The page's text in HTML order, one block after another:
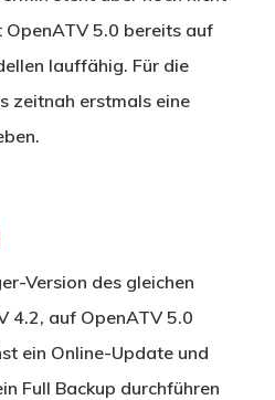
5.0 bereits auf
lauffähig. Für die
zeitnah erstmals eine
Version des gleichen
4.2, auf OpenATV 5.0
ein Online-Update und
Full Backup durchführen